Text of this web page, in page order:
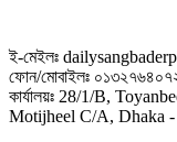
ই-মেইলঃ
ফোন/মোবাইলঃ
কার্যালয়ঃ 28/1/B,
Motijheel C/A, Dhaka -